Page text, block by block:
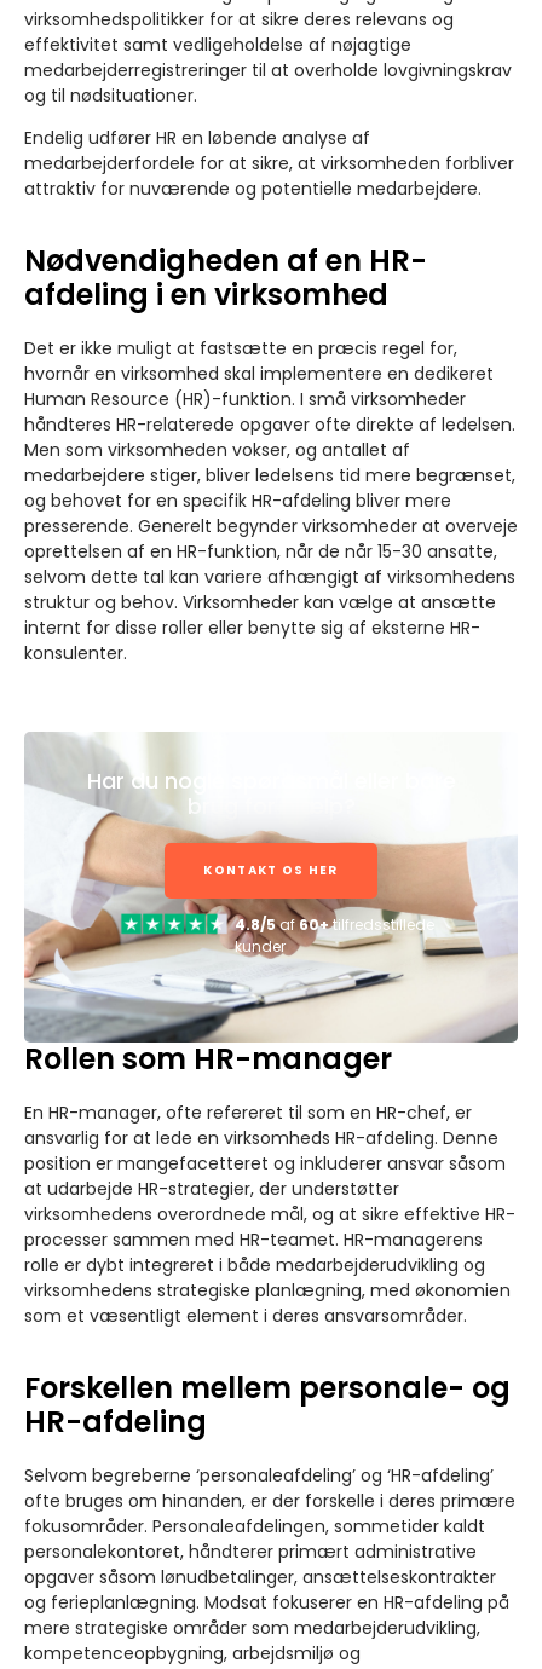
virksomhedspolitikker for at sikre deres relevans og
effektivitet samt vedligeholdelse af nøjagtige
medarbejderregistreringer til at overholde lovgivningskrav
og til nødsituationer.
Endelig udfører HR en løbende analyse af
medarbejderfordele for at sikre, at virksomheden forbliver
attraktiv for nuværende og potentielle medarbejdere.
Nødvendigheden af en HR-
afdeling i en virksomhed
Det er ikke muligt at fastsætte en præcis regel for,
hvornår en virksomhed skal implementere en dedikeret
Human Resource (HR)-funktion. I små virksomheder
håndteres HR-relaterede opgaver ofte direkte af ledelsen.
Men som virksomheden vokser, og antallet af
medarbejdere stiger, bliver ledelsens tid mere begrænset,
og behovet for en specifik HR-afdeling bliver mere
presserende. Generelt begynder virksomheder at overveje
oprettelsen af en HR-funktion, når de når 15-30 ansatte,
selvom dette tal kan variere afhængigt af virksomhedens
struktur og behov. Virksomheder kan vælge at ansætte
internt for disse roller eller benytte sig af eksterne HR-
konsulenter.
Har du nogle spørgsmål eller bare
brug for hjælp?
KONTAKT OS HER
4.8/5af60+tilfredsstillede
kunder
Rollen som HR-manager
En HR-manager, ofte refereret til som en HR-chef, er
ansvarlig for at lede en virksomheds HR-afdeling. Denne
position er mangefacetteret og inkluderer ansvar såsom
at udarbejde HR-strategier, der understøtter
virksomhedens overordnede mål, og at sikre effektive HR-
processer sammen med HR-teamet. HR-managerens
rolle er dybt integreret i både medarbejderudvikling og
virksomhedens strategiske planlægning, med økonomien
som et væsentligt element i deres ansvarsområder.
Forskellen mellem personale- og
HR-afdeling
Selvom begreberne ‘personaleafdeling’ og ‘HR-afdeling’
ofte bruges om hinanden, er der forskelle i deres primære
fokusområder. Personaleafdelingen, sommetider kaldt
personalekontoret, håndterer primært administrative
opgaver såsom lønudbetalinger, ansættelseskontrakter
og ferieplanlægning. Modsat fokuserer en HR-afdeling på
mere strategiske områder som medarbejderudvikling,
kompetenceopbygning, arbejdsmiljø og